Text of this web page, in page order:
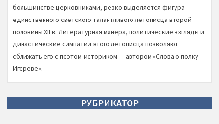
большинстве церковниками, резко выделяется фигура
единственного светского талантливого летописца второй
половины ХII в. Литературная манера, политические взгляды и
династические симпатии этого летописца позволяют
сближать его с поэтом-историком — автором «Слова о полку
Игореве».
РУБРИКАТОР